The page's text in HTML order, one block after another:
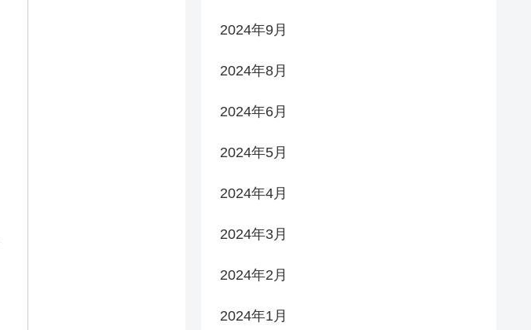
2024年9月
2024年8月
2024年6月
2024年5月
2024年4月
2024年3月
2024年2月
2024年1月